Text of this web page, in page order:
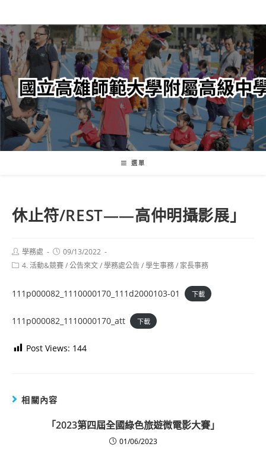
轉
至
主
內
容
選單
休止符/REST——高仲明攝影展」
Post
author:
學務處
Post
published:
09/13/2022
Post4. 活動&競賽/公告來文/學務處公告/學生事務/ 家長事務
111p000082_1110000170_111d2000103-01 下載
111p000082_1110000170_att 下載
Post Views: 144
相關內容
「2023第四屆全國綠色旅遊微電影大賽」
01/06/2023